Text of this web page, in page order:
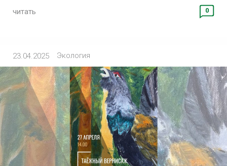
читать 0
23.04.2025 Экология